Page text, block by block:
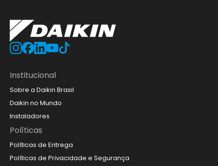
Institucional
Sobre a Daikin Brasil
Daikin no Mundo
Instaladores
Políticas
Políticas de Entrega
Políticas de Privacidade e Segurança